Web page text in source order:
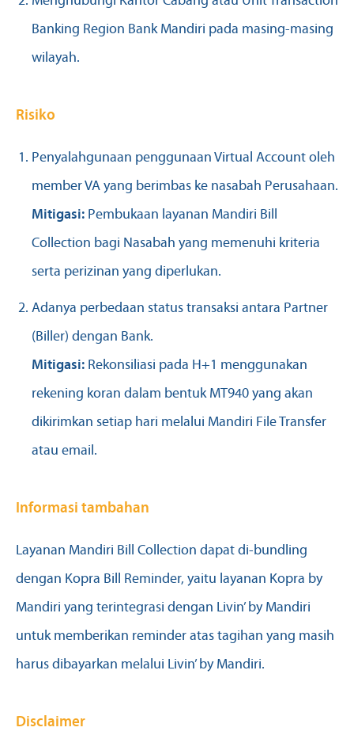
Banking Region Bank Mandiri pada masing-masing
wilayah.
Risiko
Penyalahgunaan penggunaan Virtual Account oleh
member VA yang berimbas ke nasabah Perusahaan.
Mitigasi: Pembukaan layanan Mandiri Bill
Collection bagi Nasabah yang memenuhi kriteria
serta perizinan yang diperlukan.
Adanya perbedaan status transaksi antara Partner
(Biller) dengan Bank.
Mitigasi: Rekonsiliasi pada H+1 menggunakan
rekening koran dalam bentuk MT940 yang akan
dikirimkan setiap hari melalui Mandiri File Transfer
atau email.
Informasi tambahan
Layanan Mandiri Bill Collection dapat di-bundling
dengan Kopra Bill Reminder, yaitu layanan Kopra by
Mandiri yang terintegrasi dengan Livin’ by Mandiri
untuk memberikan reminder atas tagihan yang masih
harus dibayarkan melalui Livin’ by Mandiri.
Disclaimer